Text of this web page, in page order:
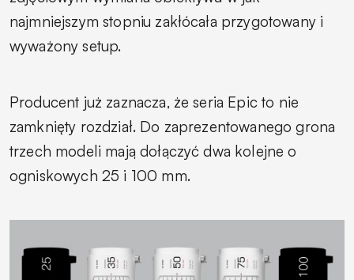
najmniejszym stopniu zakłócała przygotowany i
wyważony setup.
Producent już zaznacza, że seria Epic to nie
zamknięty rozdział. Do zaprezentowanego grona
trzech modeli mają dołączyć dwa kolejne o
ogniskowych 25 i 100 mm.